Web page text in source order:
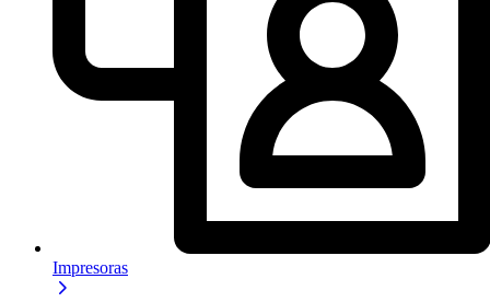
Impresoras